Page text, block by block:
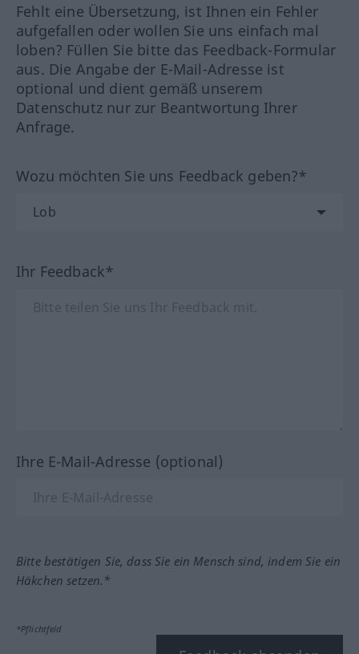
Fehlt eine Übersetzung, ist Ihnen ein Fehler
aufgefallen oder wollen Sie uns einfach mal
loben? Füllen Sie bitte das Feedback-Formular
aus. Die Angabe der E-Mail-Adresse ist
optional und dient gemäß unserem
Datenschutz nur zur Beantwortung Ihrer
Anfrage.
Wozu möchten Sie uns Feedback geben?*
Ihr Feedback*
Ihre E-Mail-Adresse (optional)
Bitte bestätigen Sie, dass Sie ein Mensch sind, indem Sie ein
Häkchen setzen.*
*Pflichtfeld